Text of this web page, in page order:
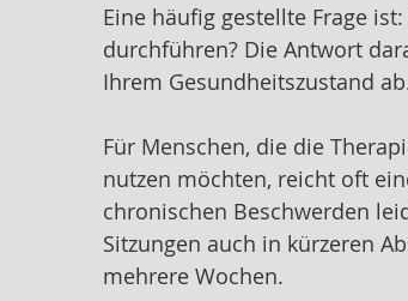
Eine häufig gestellte Frage
durchführen? Die Antwort
Ihrem Gesundheitszustand
Für Menschen, die die
nutzen möchten, reicht oft
chronischen Beschwerden
Sitzungen auch in kürzeren
mehrere Wochen.